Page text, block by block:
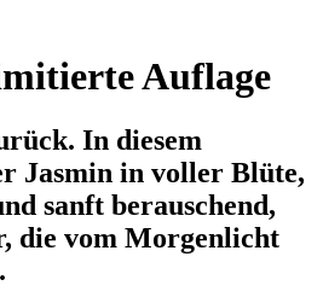
Auflage
In diesem
Jasmin in voller Blüte,
sanft berauschend,
die vom Morgenlicht